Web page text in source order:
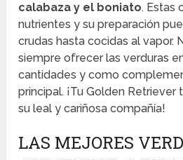
calabaza y el boniato. Estas
nutrientes y su preparación
crudas hasta cocidas al vapor.
siempre ofrecer las verduras
cantidades y como
principal. ¡Tu Golden
su leal y cariñosa compañía!
LAS MEJORES